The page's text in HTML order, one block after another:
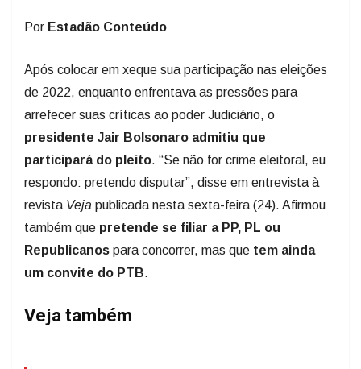
Por Estadão Conteúdo
Após colocar em xeque sua participação nas eleições
de 2022, enquanto enfrentava as pressões para
arrefecer suas críticas ao poder Judiciário, o
presidente Jair Bolsonaro admitiu que
participará do pleito. “Se não for crime eleitoral, eu
respondo: pretendo disputar”, disse em entrevista à
revista Veja publicada nesta sexta-feira (24). Afirmou
também que pretende se filiar a PP, PL ou
Republicanos para concorrer, mas que tem ainda
um convite do PTB.
Veja também